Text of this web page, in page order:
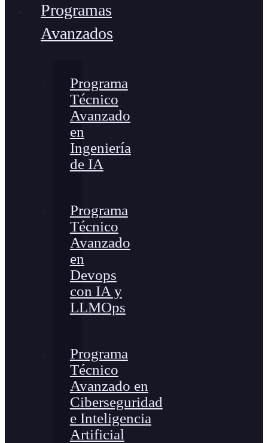
Programas
Avanzados
Programa
Técnico
Avanzado
en
Ingeniería
de IA
Programa
Técnico
Avanzado
en
Devops
con IA y
LLMOps
Programa
Técnico
Avanzado en
Ciberseguridad
e Inteligencia
Artificial